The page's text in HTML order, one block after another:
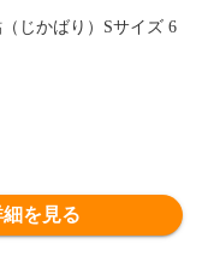
じかばり）Sサイズ 6
細を見る